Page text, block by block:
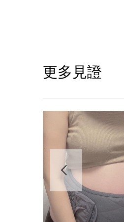
更多見證